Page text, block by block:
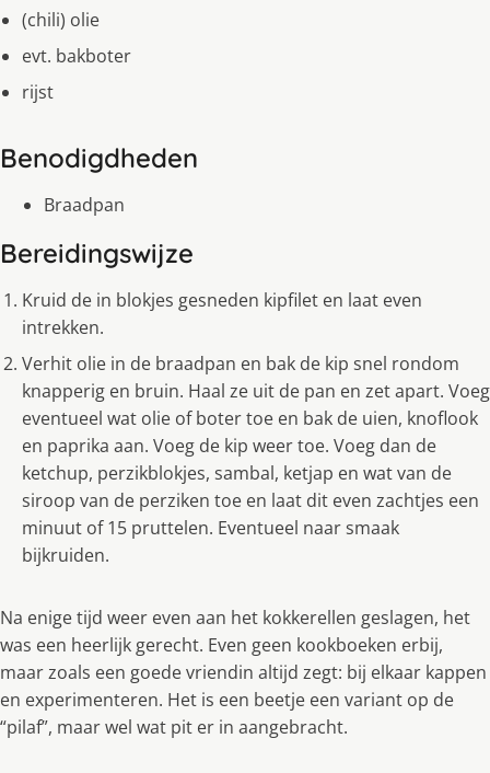
(chili) olie
evt. bakboter
rijst
Benodigdheden
Braadpan
Bereidingswijze
Kruid de in blokjes gesneden kipfilet en laat even
intrekken.
Verhit olie in de braadpan en bak de kip snel rondom
knapperig en bruin. Haal ze uit de pan en zet apart. Voeg
eventueel wat olie of boter toe en bak de uien, knoflook
en paprika aan. Voeg de kip weer toe. Voeg dan de
ketchup, perzikblokjes, sambal, ketjap en wat van de
siroop van de perziken toe en laat dit even zachtjes een
minuut of 15 pruttelen. Eventueel naar smaak
bijkruiden.
Na enige tijd weer even aan het kokkerellen geslagen, het
was een heerlijk gerecht. Even geen kookboeken erbij,
maar zoals een goede vriendin altijd zegt: bij elkaar kappen
en experimenteren. Het is een beetje een variant op de
“pilaf”, maar wel wat pit er in aangebracht.